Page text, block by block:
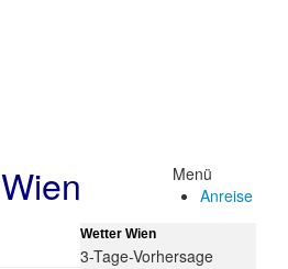
Wien
Menü
Anreise
Wetter Wien
3-Tage-Vorhersage